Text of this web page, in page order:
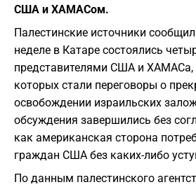
США и ХАМАСом.
Палестинские источники
неделе в Катаре состоялись
представителями США и ХАМАСа,
которых стали переговоры о
освобождении израильских
обсуждения завершились без
как американская сторона
граждан США без каких-либо
По данным палестинского